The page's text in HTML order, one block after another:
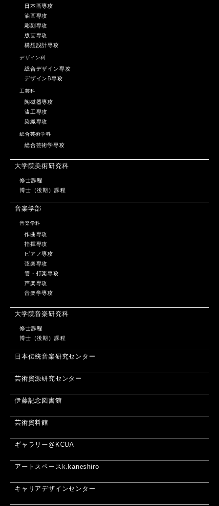
日本画専攻
油画専攻
彫刻専攻
版画専攻
構想設計専攻
デザイン科
総合デザイン専攻
デザインB専攻
工芸科
陶磁器専攻
漆工専攻
染織専攻
総合芸術学科
総合芸術学専攻
大学院美術研究科
修士課程
博士（後期）課程
音楽学部
音楽学科
作曲専攻
指揮専攻
ピアノ専攻
弦楽専攻
管・打楽専攻
声楽専攻
音楽学専攻
大学院音楽研究科
修士課程
博士（後期）課程
日本伝統音楽研究センター
芸術資源研究センター
伊藤記念図書館
芸術資料館
ギャラリー@KCUA
アートスペースk.kaneshiro
キャリアデザインセンター